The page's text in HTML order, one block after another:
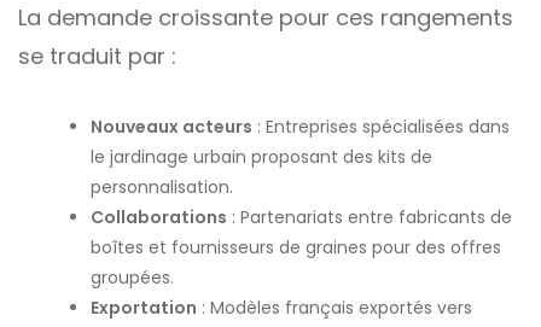
La demande croissante pour ces rangements
se traduit par :
Nouveaux acteurs : Entreprises spécialisées dans
le jardinage urbain proposant des kits de
personnalisation.
Collaborations : Partenariats entre fabricants de
boîtes et fournisseurs de graines pour des offres
groupées.
Exportation : Modèles français exportés vers